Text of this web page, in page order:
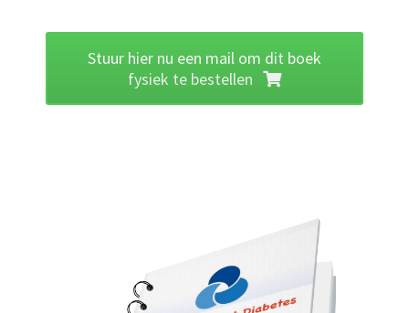
Stuur hier nu een mail om dit boek
fysiek te bestellen